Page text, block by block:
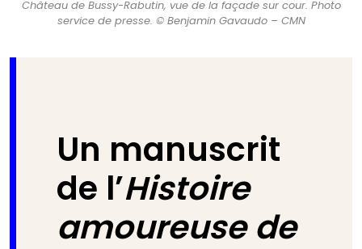
Château de Bussy-Rabutin, vue de la façade sur cour. Photo
service de presse. © Benjamin Gavaudo – CMN
Un manuscrit
de l’Histoire
amoureuse de